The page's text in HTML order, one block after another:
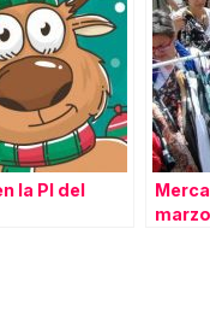
la Pl del
marzo